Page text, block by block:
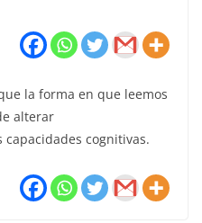
la forma en que leemos
alterar
cognitivas.